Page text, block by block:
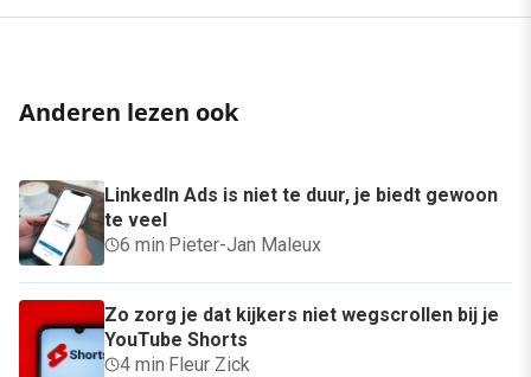
Anderen lezen ook
LinkedIn Ads is niet te duur, je biedt gewoon
te veel
6 min·Pieter-Jan Maleux
Zo zorg je dat kijkers niet wegscrollen bij je
YouTube Shorts
4 min·Fleur Zick